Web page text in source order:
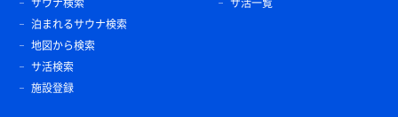
泊まれるサウナ検索
地図から検索
サ活検索
施設登録